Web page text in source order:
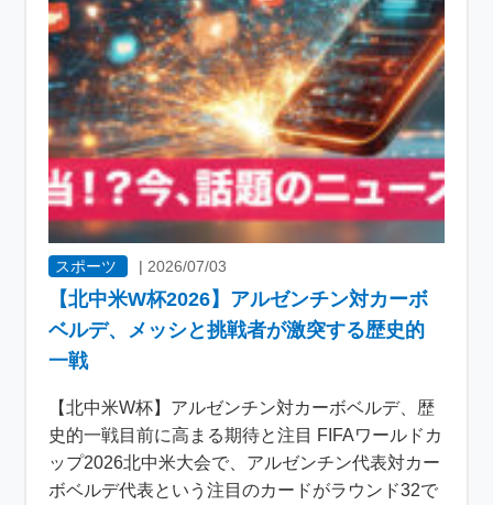
スポーツ | 2026/07/03
【北中米W杯2026】アルゼンチン対カーボ
ベルデ、メッシと挑戦者が激突する歴史的
一戦
【北中米W杯】アルゼンチン対カーボベルデ、歴
史的一戦目前に高まる期待と注目 FIFAワールドカ
ップ2026北中米大会で、アルゼンチン代表対カー
ボベルデ代表という注目のカードがラウンド32で